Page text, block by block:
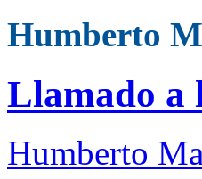
Humberto
Llamado a
Humberto